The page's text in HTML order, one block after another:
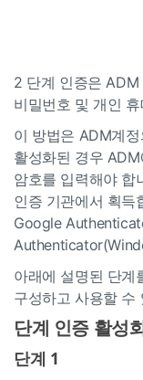
2 단계 인증은
비밀번호 및 개인
이 방법은 ADM계
활성화된 경우
암호를 입력해야 합
인증 기관에서 획
Google
아래에 설명된 단계
구성하고 사용할 수
단계 인증 활성
단계 1